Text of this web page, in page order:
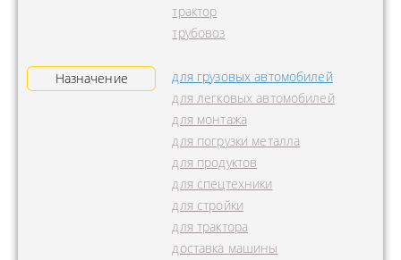
трактор
трубовоз
Назначение
для грузовых автомобилей
для легковых автомобилей
для монтажа
для погрузки металла
для продуктов
для спецтехники
для стройки
для трактора
доставка машины